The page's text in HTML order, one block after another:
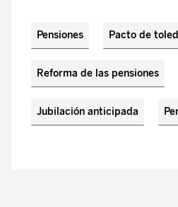
Pensiones Pacto de
Reforma de las pensiones
Jubilación anticipada